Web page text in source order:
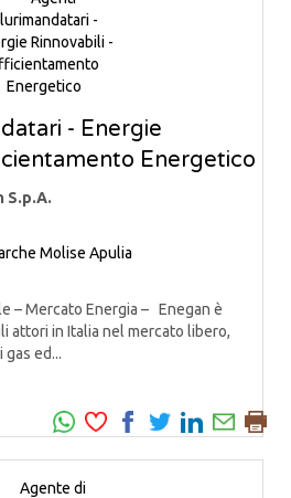
- Energie
Energetico
S.p.A.
Molise Apulia
– Mercato Energia – Enegan è
attori in Italia nel mercato libero,
ed...